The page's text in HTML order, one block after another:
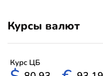
Курсы валют
Курс ЦБ